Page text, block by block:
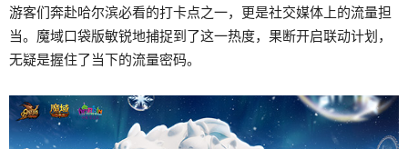
游客们奔赴哈尔滨必看的打卡点之一，更是社交媒体上的流量担
当。魔域口袋版敏锐地捕捉到了这一热度，果断开启联动计划，
无疑是握住了当下的流量密码。